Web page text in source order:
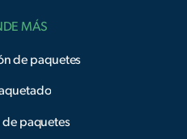
MÁS
de paquetes
paquetes